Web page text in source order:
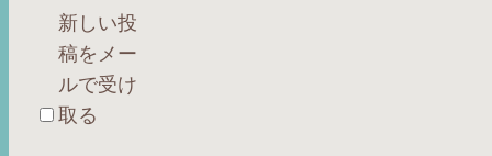
新しい投
稿をメー
ルで受け
取る